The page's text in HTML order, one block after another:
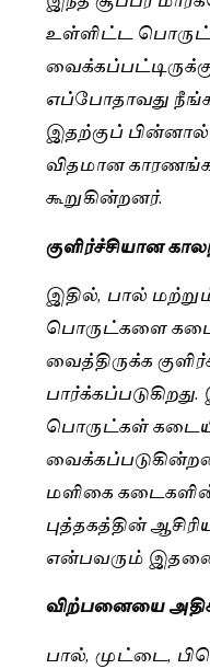
உள்ளிட்ட
எப்போதாவது
இதற்குப்
விதமான
கூறுகின்றனர்.
குளிர்ச்சியான
இதில், பால்
பொருட்களை
வைத்திருக்க
பொருட்கள்
மளிகை
புத்தகத்தின்
என்பவரும் இதனை
விற்பனையை
பால், முட்டை,